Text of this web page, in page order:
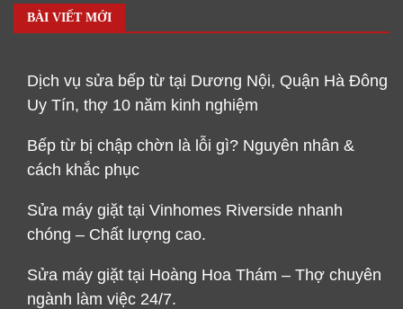
BÀI VIẾT MỚI
Dịch vụ sửa bếp từ tại Dương Nội, Quận Hà Đông
Uy Tín, thợ 10 năm kinh nghiệm
Bếp từ bị chập chờn là lỗi gì? Nguyên nhân &
cách khắc phục
Sửa máy giặt tại Vinhomes Riverside nhanh
chóng – Chất lượng cao.
Sửa máy giặt tại Hoàng Hoa Thám – Thợ chuyên
ngành làm việc 24/7.